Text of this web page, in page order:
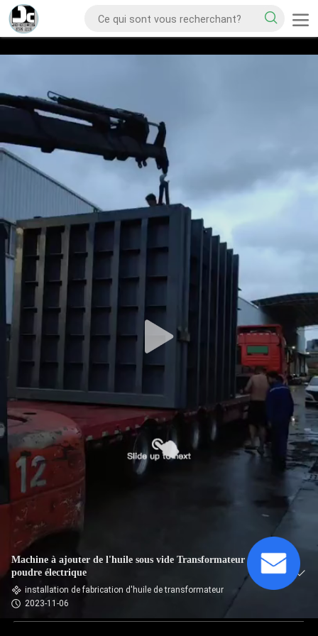
Machine à ajouter de l'huile sous vide Transformateur de
poudre électrique
installation de fabrication d'huile de transformateur
2023-11-06